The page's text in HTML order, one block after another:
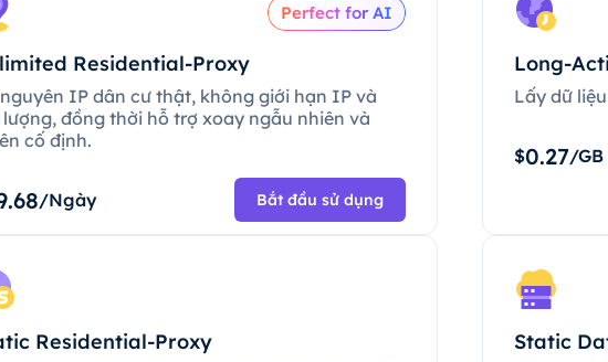
Perfect for AI
Residential-Proxy
nguyên IP dân cư thật, không giới hạn IP và
lượng, đồng thời hỗ trợ xoay ngẫu nhiên và
cố định.
/Ngày Bắt đầu sử dụng
Long-
Lấy dữ
$0.27/GB
Residential-Proxy Static